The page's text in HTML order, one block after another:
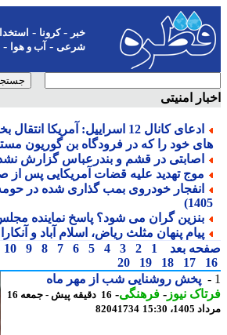
-کرونا-استخدام-
شرعی-آب و هوا-
امنیتی
ادعای کانال 12 اسراییل: آمریکا
خود را که در فرودگاه بن گوریون مستقر
اصابتی در قشم و بندرعباس گزارش نشده است؛ 15
موج تهدید علیه قضات آمریکایی پس از
بنزین گران می شود؟ پاسخ نماینده مجلس
پیام پنهان مثلث ریاض، اسلام آباد و
بعد
1
2
3
4
5
6
7
8
9
10
11
17
18
19
20
پخش روشنایی شب از مهر ماه
نیوز-فرهنگی-
16 دقیقه پیش - جمعه 16
15:30
82041734